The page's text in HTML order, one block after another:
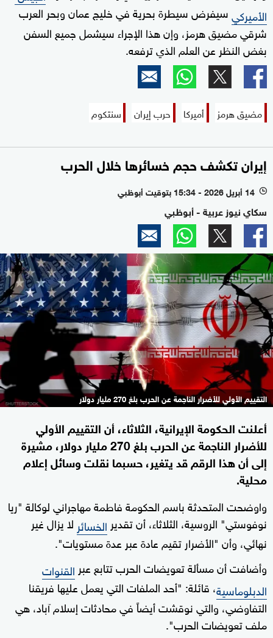
الأميركيسيفرض سيطرة بحرية ‌في خليج عمان وبحر العرب
‌شرقي مضيق ‌هرمز، وإن هذا الإجراء سيشمل جميع السفن
بغض النظر ‌عن العلم الذي ‌ترفعه.
مضيق هرمز أميركا حرب إيران سنتكوم
إيران تكشف حجم خسائرها خلال الحرب
l 14 أبريل 2026 - 15:34 بتوقيت أبوظبي
سكاي نيوز عربية - أبوظبي
التقييم الأولي للأضرار الناجمة عن الحرب بلغ 270 مليار دولار
أعلنت الحكومة الإيرانية، الثلاثاء، أن التقييم الأولي
للأضرار الناجمة عن الحرب بلغ 270 مليار دولار، مشيرة
إلى أن هذا الرقم قد يتغير، حسبما نقلت وسائل إعلام
محلية.
واوضحت المتحدثة باسم الحكومة فاطمة مهاجراني لوكالة "ريا
نوفوستي" الروسية، الثلاثاء، أن تقدير الخسائر لا يزال غير
نهائي، وأن "الأضرار تقيم عادة عبر عدة مستويات".
وأضافت أن مسألة تعويضات الحرب تتابع عبر القنوات
الدبلوماسية، قائلة: "أحد الملفات التي يعمل عليها فريقنا
التفاوضي، والتي نوقشت أيضاً في محادثات إسلام آباد، هي
ملف تعويضات الحرب".